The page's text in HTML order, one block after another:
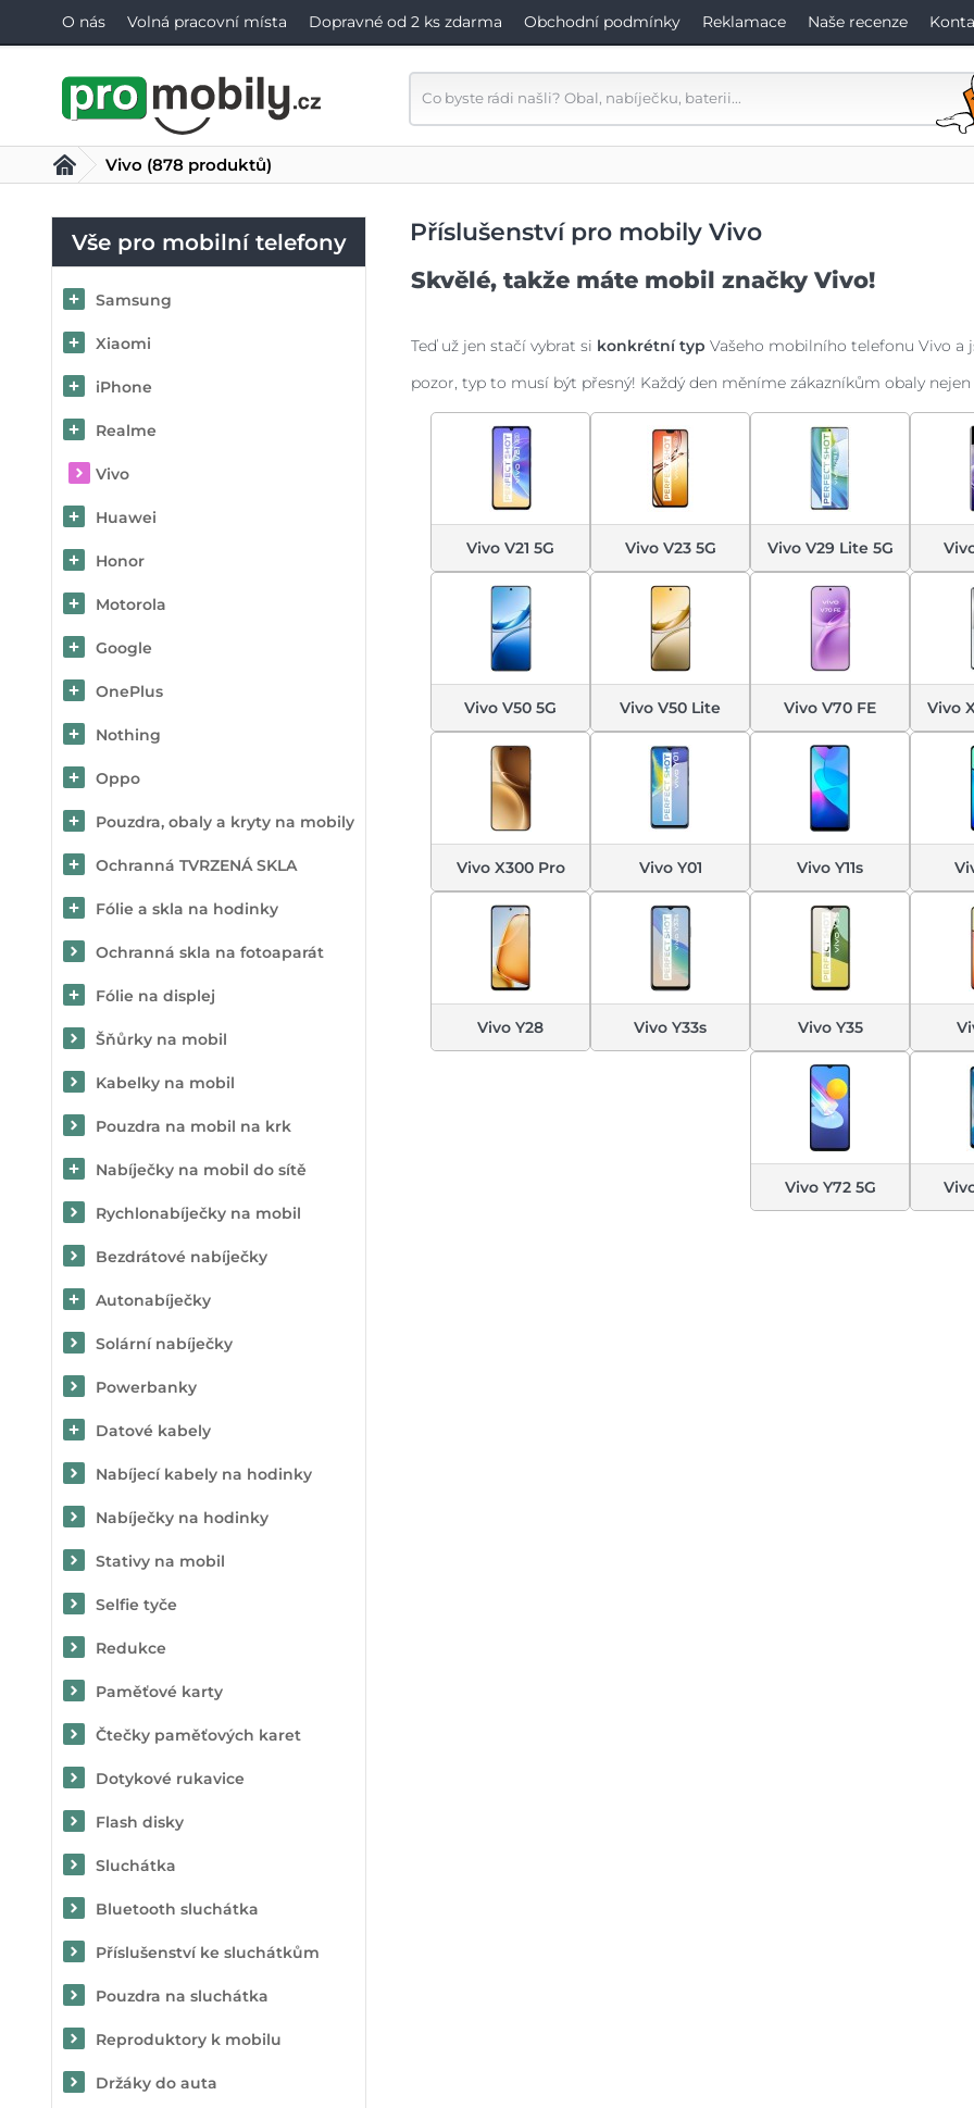
O nás Volná pracovní místa Dopravné od 2 ks zdarma Obchodní podmínky Reklamace Naše recenze
Vše pro mobilní telefony
Samsung
Xiaomi
iPhone
Realme
Vivo
Huawei
Honor
Motorola
Google
OnePlus
Nothing
Oppo
Pouzdra, obaly a kryty na mobily
Ochranná TVRZENÁ SKLA
Fólie a skla na hodinky
Ochranná skla na fotoaparát
Fólie na displej
Šňůrky na mobil
Kabelky na mobil
Pouzdra na mobil na krk
Nabíječky na mobil do sítě
Rychlonabíječky na mobil
Bezdrátové nabíječky
Autonabíječky
Solární nabíječky
Powerbanky
Datové kabely
Nabíjecí kabely na hodinky
Nabíječky na hodinky
Stativy na mobil
Selfie tyče
Redukce
Paměťové karty
Čtečky paměťových karet
Dotykové rukavice
Flash disky
Sluchátka
Bluetooth sluchátka
Příslušenství ke sluchátkům
Pouzdra na sluchátka
Reproduktory k mobilu
Držáky do auta
Vivo (878 produktů)
Příslušenství pro mobily Vivo
Skvělé, takže máte mobil značky Vivo!
Teď už jen stačí vybrat si konkrétní typ Vašeho mobilního telefonu Vivo a
pozor, typ to musí být přesný! Každý den měníme zákazníkům obaly
Vivo V21 5G Vivo V23 5G Vivo V29 Lite 5G
Vivo V50 5G Vivo V50 Lite Vivo V70 FE Vivo
Vivo X300 Pro Vivo Y01 Vivo Y11s
Vivo Y28 Vivo Y33s Vivo Y35
Vivo Y72 5G